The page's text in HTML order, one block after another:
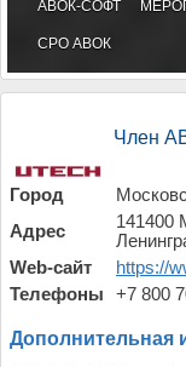
АВОК-СОФТ
СРО АВОК
Член
Город
Адрес
141400
Web-сайт
https://
Телефоны
+7 800
Дополнительная